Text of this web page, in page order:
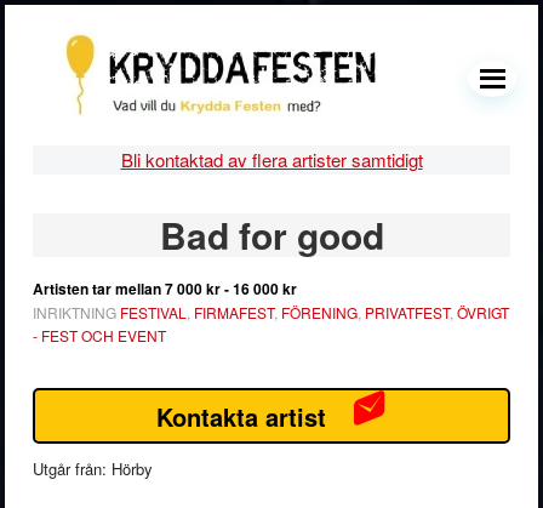
huvudnavigering
huvudinnehåll
MENU
Bli kontaktad av flera artister samtidigt
Bad for good
Artisten tar mellan7 000 kr - 16 000 kr
INRIKTNING FESTIVAL, FIRMAFEST, FÖRENING, PRIVATFEST,ÖVRIGT
- FEST OCH EVENT
Kontakta artist
Utgår från: Hörby